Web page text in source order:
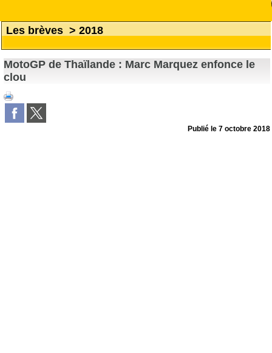
Les brèves > 2018
MotoGP de Thaïlande : Marc Marquez enfonce le
clou
Publié le7 octobre 2018